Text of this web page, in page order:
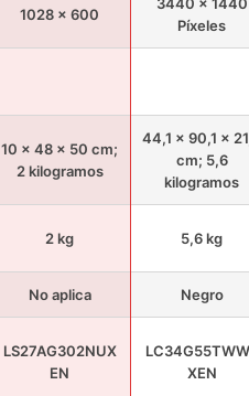
1028 x 600
Píxeles
10 x 48 x 50 cm;
2 kilogramos
44,1 x 90,1 x
cm; 5,6
kilogramos
2 kg 5,6 kg
No aplica Negro
LS27AG302NUX
EN
XEN